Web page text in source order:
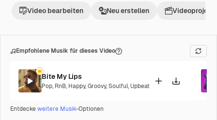
Video bearbeiten Neu erstellen Videoprojekt
Empfohlene Musik für dieses Video
Bite My Lips
Pop, RnB, Happy,Groovy,Soulful, Upbeat
Entdeckeweitere Musik-Optionen